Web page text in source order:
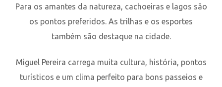
Para os amantes da natureza, cachoeiras e lagos são
os pontos preferidos. As trilhas e os esportes
também são destaque na cidade.
Miguel Pereira carrega muita cultura, história, pontos
turísticos e um clima perfeito para bons passeios e